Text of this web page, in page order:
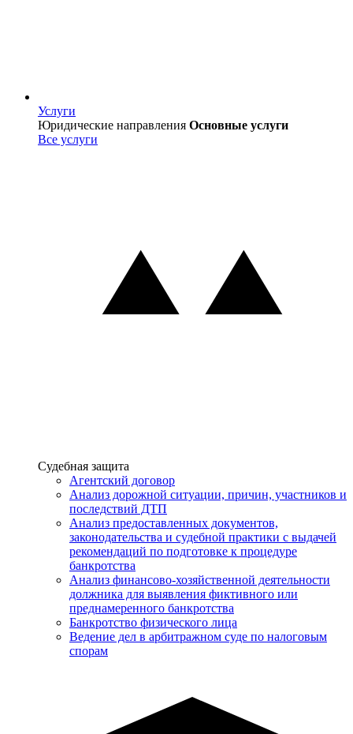
Услуги
Услуги
Юридические направления Основные услуги
Все услуги
Услуги
Судебная защита
Агентский договор
Анализ дорожной ситуации, причин, участников и
последствий ДТП
Анализ предоставленных документов,
законодательства и судебной практики с выдачей
рекомендаций по подготовке к процедуре
банкротства
Анализ финансово-хозяйственной деятельности
должника для выявления фиктивного или
преднамеренного банкротства
Банкротство физического лица
Ведение дел в арбитражном суде по налоговым
спорам